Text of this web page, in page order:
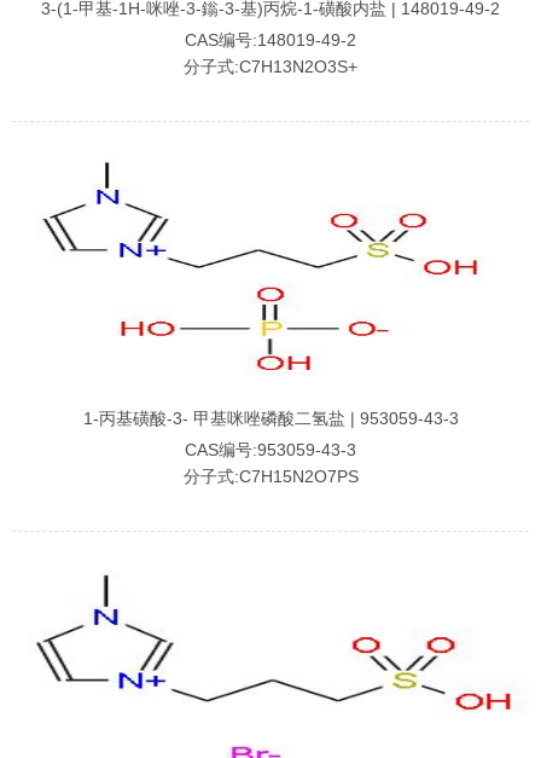
3-(1-甲基-1H-咪唑-3-鎓-3-基)丙烷-1-磺酸内盐 | 148019-49-2
CAS编号:148019-49-2
分子式:C7H13N2O3S+
1-丙基磺酸-3- 甲基咪唑磷酸二氢盐 | 953059-43-3
CAS编号:953059-43-3
分子式:C7H15N2O7PS